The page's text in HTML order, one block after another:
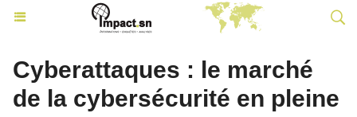
Cyberattaques : le marché
de la cybersécurité en pleine